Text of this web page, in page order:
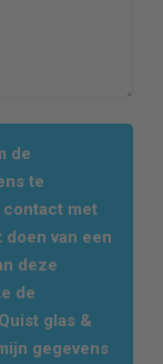
de
te
met
van een
deze
de
glas &
gegevens